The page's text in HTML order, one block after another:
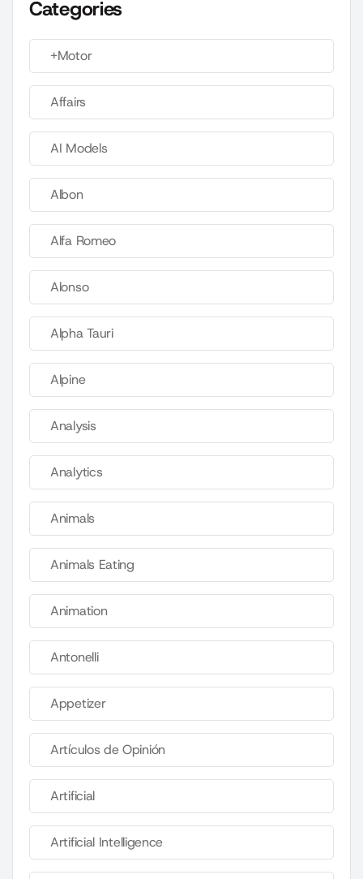
Categories
+Motor
Affairs
AI Models
Albon
Alfa Romeo
Alonso
Alpha Tauri
Alpine
Analysis
Analytics
Animals
Animals Eating
Animation
Antonelli
Appetizer
Artículos de Opinión
Artificial
Artificial Intelligence